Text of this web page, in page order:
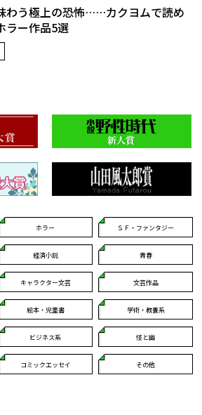
わう極上の恐怖……カクヨムで読め
ラー作品5選
ホラー ＳＦ・ファンタジー
経済小説 青春
キャラクター文芸 文芸作品
絵本・児童書 学術・教養系
ビジネス系 怪と幽
コミックエッセイ その他